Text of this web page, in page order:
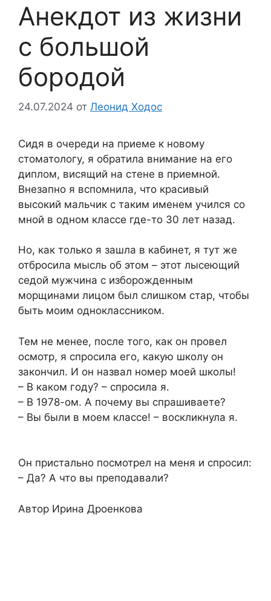
Анекдот из жизни
с большой
бородой
24.07.2024 от Леонид Ходос
Сидя в очереди на приеме к новому
стоматологу, я обратила внимание на его
диплом, висящий на стене в приемной.
Внезапно я вспомнила, что красивый
высокий мальчик с таким именем учился со
мной в одном классе где-то 30 лет назад.
Но, как только я зашла в кабинет, я тут же
отбросила мысль об этом – этот лысеющий
седой мужчина с изборожденным
морщинами лицом был слишком стар, чтобы
быть моим одноклассником.
Тем не менее, после того, как он провел
осмотр, я спросила его, какую школу он
закончил. И он назвал номер моей школы!
– В каком году? – спросила я.
– В 1978-ом. А почему вы спрашиваете?
– Вы были в моем классе! – воскликнула я.
Он пристально посмотрел на меня и спросил:
– Да? А что вы преподавали?
Автор Ирина Дроенкова